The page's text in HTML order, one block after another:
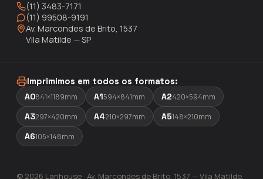
(11) 3483-7171
(11) 99508-9191
Av. Marcondes de Brito, 1537
Vila Matilde — SP
Imprimimos em todos os formatos:
A0841×1189mm A1594×841mm A2420×594mm
A3297×420mm A4210×297mm A5148×210mm
A6105×148mm
© 2026 Lanhouse · Av. Marcondes de Brito, 1537 — Vila Matilde,